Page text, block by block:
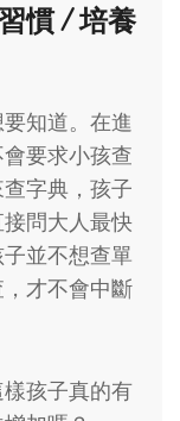
慣 / 培養
知道。在進
要求小孩查
字典，孩子
問大人最快
並不想查單
才不會中斷
孩子真的有